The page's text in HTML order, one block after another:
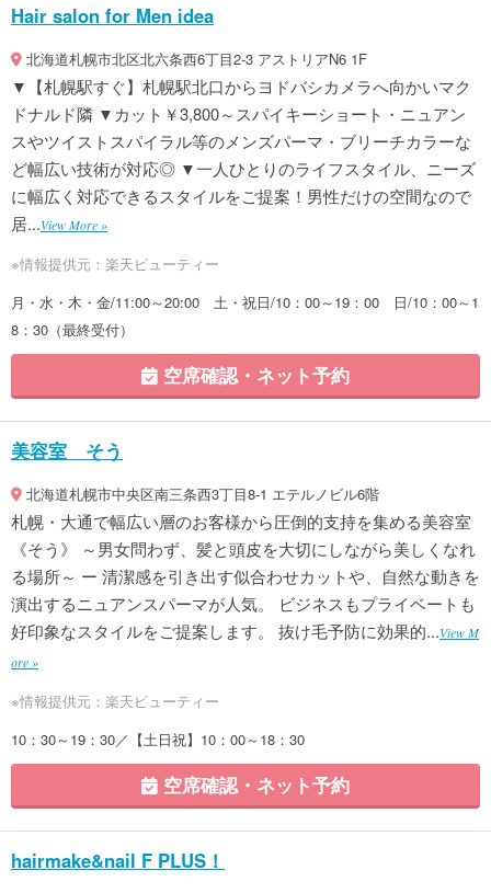
Hair salon for Men idea
北海道札幌市北区北六条西6丁目2-3 アストリアN6 1F
▼【札幌駅すぐ】札幌駅北口からヨドバシカメラへ向かいマク
ドナルド隣 ▼カット￥3,800～スパイキーショート・ニュアン
スやツイストスパイラル等のメンズパーマ・ブリーチカラーな
ど幅広い技術が対応◎ ▼一人ひとりのライフスタイル、ニーズ
に幅広く対応できるスタイルをご提案！男性だけの空間なので
居...View More »
※情報提供元：楽天ビューティー
月・水・木・金/11:00～20:00 土・祝日/10：00～19：00 日/10：00～1
8：30（最終受付）
空席確認・ネット予約
美容室 そう
北海道札幌市中央区南三条西3丁目8-1 エテルノビル6階
札幌・大通で幅広い層のお客様から圧倒的支持を集める美容室
《そう》 ～男女問わず、髪と頭皮を大切にしながら美しくなれ
る場所～ ー 清潔感を引き出す似合わせカットや、自然な動きを
演出するニュアンスパーマが人気。 ビジネスもプライベートも
好印象なスタイルをご提案します。 抜け毛予防に効果的...View M
ore »
※情報提供元：楽天ビューティー
10：30～19：30／【土日祝】10：00～18：30
空席確認・ネット予約
hairmake&nail F PLUS！